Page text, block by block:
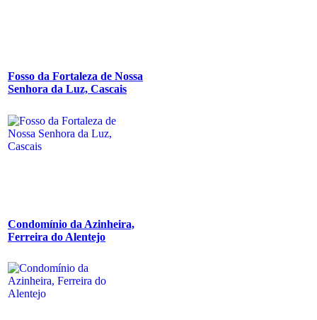
Fosso da Fortaleza de Nossa
Senhora da Luz, Cascais
Condomínio da Azinheira,
Ferreira do Alentejo